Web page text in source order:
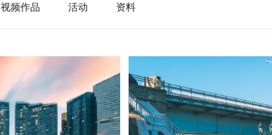
视频作品 活动 资料